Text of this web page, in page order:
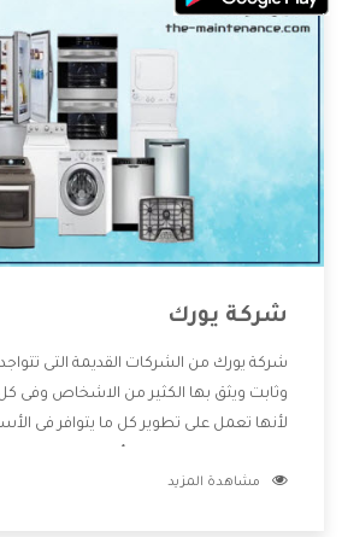
شركة يورك
شركة يورك من الشركات القديمة التى
وثابت ويثق بها الكثير من الاشخاص وفى كل
لأنها تعمل على تطوير كل ما يتوافر فى
وتقدم للعملاء أقوى العروض والخصومات
مشاهدة المزيد